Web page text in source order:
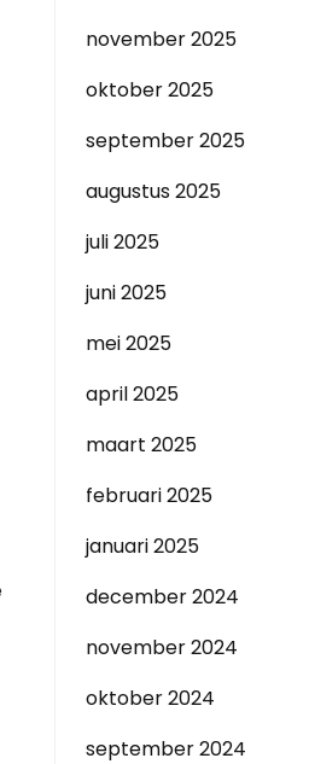
november 2025
oktober 2025
september 2025
augustus 2025
juli 2025
juni 2025
mei 2025
april 2025
maart 2025
februari 2025
januari 2025
december 2024
november 2024
oktober 2024
september 2024